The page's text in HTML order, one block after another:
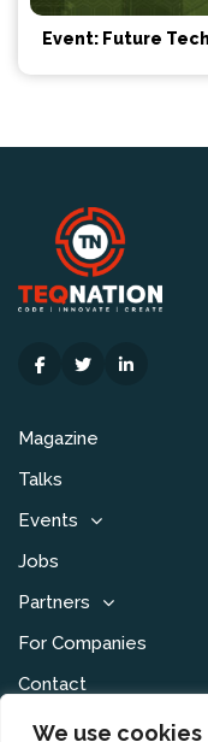
We use cookies
Event: Future
Magazine
Talks
Events
Jobs
Partners
For Companies
Contact